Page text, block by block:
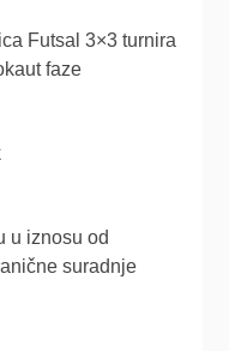
Futsal 3×3 turnira
faze
u iznosu od
suradnje